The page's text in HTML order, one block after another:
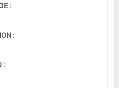
:
:
: